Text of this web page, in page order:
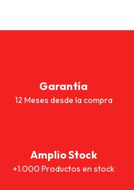
Garantía
12 Meses desde la compra
Amplio Stock
+1.000 Productos en stock